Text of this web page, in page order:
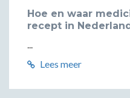
Hoe en waar
recept in
...
Lees meer